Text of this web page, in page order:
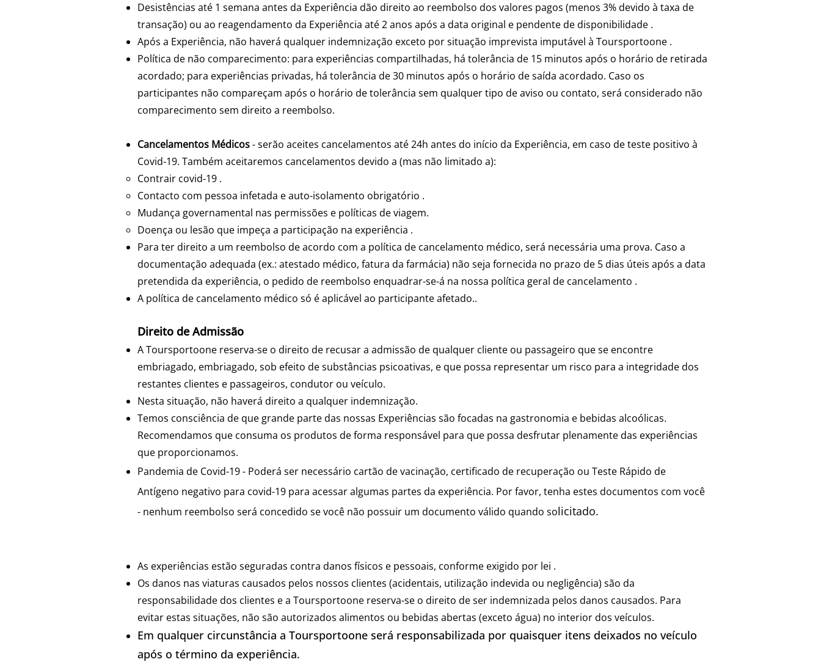
Desistências até 1 semana antes da Experiência dão direito ao reembolso dos valores pagos (menos 3% devido à taxa de
transação) ou ao reagendamento da Experiência até 2 anos após a data original e pendente de disponibilidade .
Após a Experiência, não haverá qualquer indemnização exceto por situação imprevista imputável à Toursportoone .
Política de não comparecimento: para experiências compartilhadas, há tolerância de 15 minutos após o horário de retirada
acordado; para experiências privadas, há tolerância de 30 minutos após o horário de saída acordado. Caso os
participantes não compareçam após o horário de tolerância sem qualquer tipo de aviso ou contato, será considerado não
comparecimento sem direito a reembolso.
Cancelamentos Médicos- serão aceites cancelamentos até 24h antes do início da Experiência, em caso de teste positivo à
Covid-19. Também aceitaremos cancelamentos devido a (mas não limitado a):
Contrair covid-19 .
Contacto com pessoa infetada e auto-isolamento obrigatório .
Mudança governamental nas permissões e políticas de viagem.
Doença ou lesão que impeça a participação na experiência .
Para ter direito a um reembolso de acordo com a política de cancelamento médico, será necessária uma prova. Caso a
documentação adequada (ex.: atestado médico, fatura da farmácia) não seja fornecida no prazo de 5 dias úteis após a data
pretendida da experiência, o pedido de reembolso enquadrar-se-á na nossa política geral de cancelamento .
A política de cancelamento médico só é aplicável ao participante afetado..
Direito de Admissão
A Toursportoone reserva-se o direito de recusar a admissão de qualquer cliente ou passageiro que se encontre
embriagado, embriagado, sob efeito de substâncias psicoativas, e que possa representar um risco para a integridade dos
restantes clientes e passageiros, condutor ou veículo.
Nesta situação, não haverá direito a qualquer indemnização.
Temos consciência de que grande parte das nossas Experiências são focadas na gastronomia e bebidas alcoólicas.
Recomendamos que consuma os produtos de forma responsável para que possa desfrutar plenamente das experiências
que proporcionamos.
Pandemia de Covid-19 - Poderá ser necessário cartão de vacinação, certificado de recuperação ou Teste Rápido de
Antígeno negativo para covid-19 para acessar algumas partes da experiência. Por favor, tenha estes documentos com você
- nenhum reembolso será concedido se você não possuir um documento válido quando solicitado.​
As experiências estão seguradas contra danos físicos e pessoais, conforme exigido por lei .
Os danos nas viaturas causados pelos nossos clientes (acidentais, utilização indevida ou negligência) são da
responsabilidade dos clientes e a Toursportoone reserva-se o direito de ser indemnizada pelos danos causados. Para
evitar estas situações, não são autorizados alimentos ou bebidas abertas (exceto água) no interior dos veículos.
Em qualquer circunstância a Toursportoone será responsabilizada por quaisquer itens deixados no veículo
após o término da experiência.